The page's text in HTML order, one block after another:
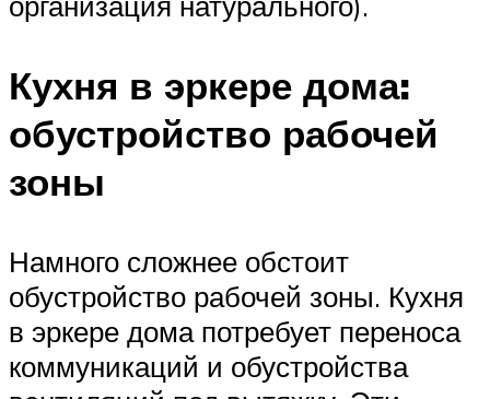
Кухня в эркере дома:
обустройство рабочей
зоны
Намного сложнее обстоит
обустройство рабочей зоны. Кухня
в эркере дома потребует переноса
коммуникаций и обустройства